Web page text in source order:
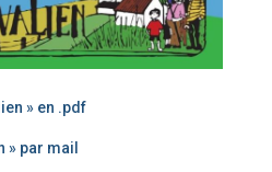
» en .pdf
» par mail